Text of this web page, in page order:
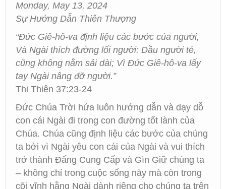
Monday, May 13, 2024
Sự Hướng Dẫn Thiên Thượng
“Đức Giê-hô-va định liệu các bước của người,
Và Ngài thích đường lối người: Dầu người té,
cũng không nằm sải dài; Vì Đức Giê-hô-va lấy
tay Ngài nâng đỡ người.”
Thi Thiên 37:23-24
Đức Chúa Trời hứa luôn hướng dẫn và dạy dỗ
con cái Ngài đi trong con đường tốt lành của
Chúa. Chúa cũng định liệu các bước của chúng
ta bởi vì Ngài yêu con cái của Ngài và vui thích
trở thành Đấng Cung Cấp và Gìn Giữ chúng ta
– không chỉ trong cuộc sống này mà còn trong
cõi vĩnh hằng Ngài dành riêng cho chúng ta trên